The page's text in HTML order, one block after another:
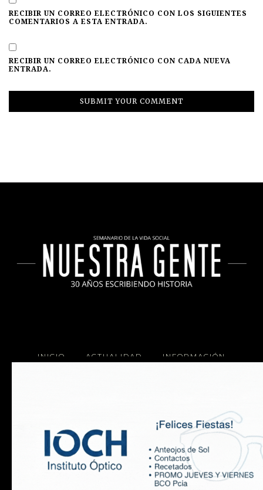
RECIBIR UN CORREO ELECTRÓNICO CON LOS SIGUIENTES
COMENTARIOS A ESTA ENTRADA.
RECIBIR UN CORREO ELECTRÓNICO CON CADA NUEVA
ENTRADA.
INICIO ACTUALIDAD INFORMACIÓN
Copyright 2025 Nuestra Gente.